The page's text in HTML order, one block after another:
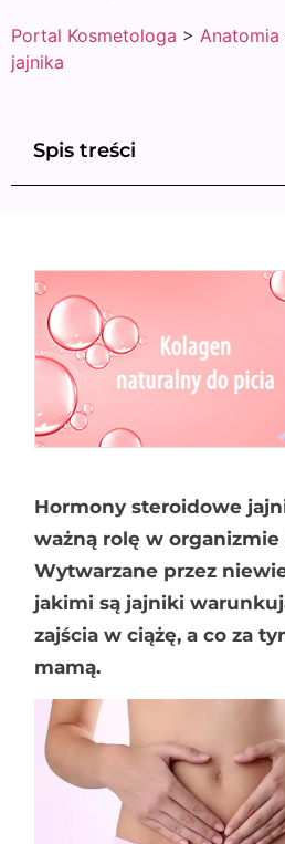
Portal Kosmetologa > Anatomia
jajnika
Spis treści
Hormony steroidowe
ważną rolę w organizmie
Wytwarzane przez
jakimi są jajniki
zajścia w ciążę, a co za
mamą.